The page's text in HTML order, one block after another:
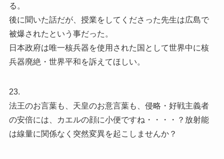
る。
後に聞いた話だが、授業をしてくださった先生は広島で
被爆されたという事だった。
日本政府は唯一核兵器を使用された国として世界中に核
兵器廃絶・世界平和を訴えてほしい。
23.
法王のお言葉も、天皇のお意言葉も、侵略・好戦主義者
の安倍には、カエルの顔に小便ですね・・・・？放射能
は線量に関係なく突然変異を起こしませんか？